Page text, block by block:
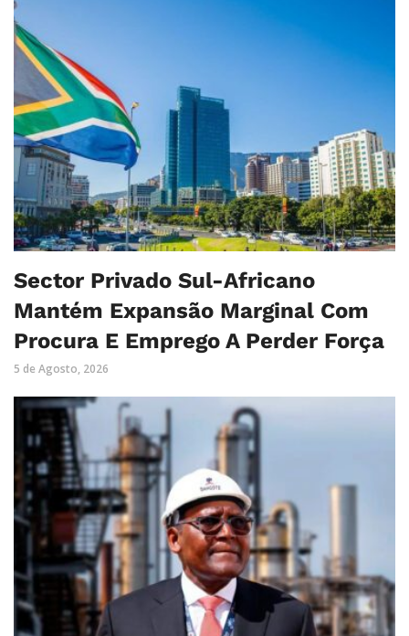
Sector Privado Sul-Africano
Mantém Expansão Marginal Com
Procura E Emprego A Perder Força
5 de Agosto, 2026